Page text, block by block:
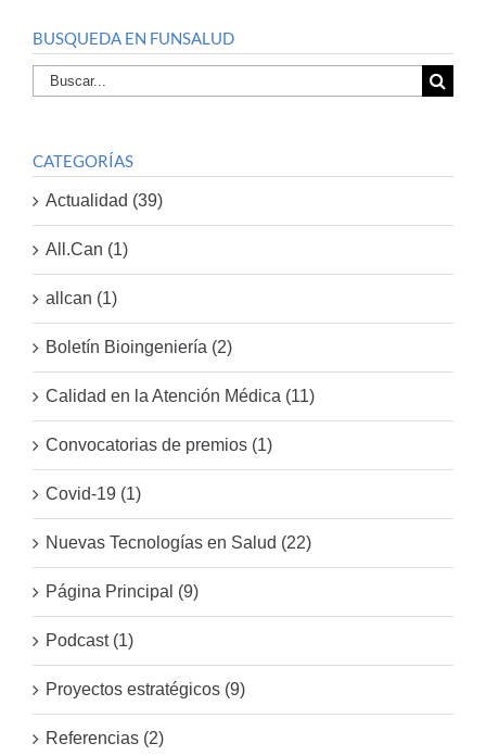
BUSQUEDA EN FUNSALUD
Buscar
por:
CATEGORÍAS
Actualidad (39)
All.Can (1)
allcan (1)
Boletín Bioingeniería (2)
Calidad en la Atención Médica (11)
Convocatorias de premios (1)
Covid-19 (1)
Nuevas Tecnologías en Salud (22)
Página Principal (9)
Podcast (1)
Proyectos estratégicos (9)
Referencias (2)